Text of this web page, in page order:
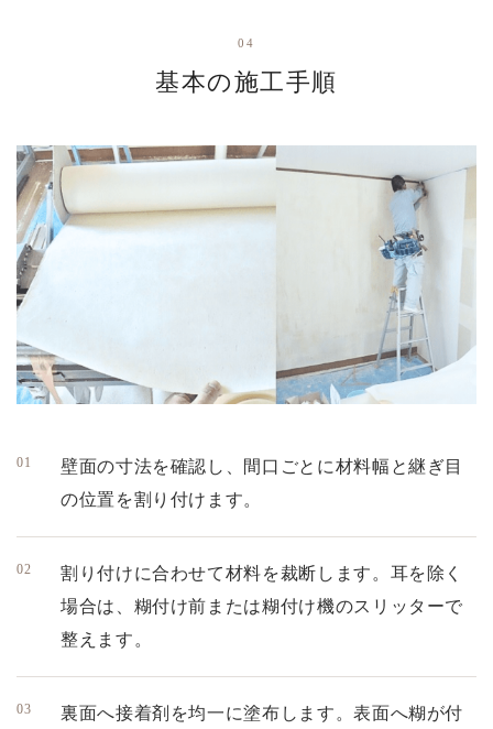
04
基本の施工手順
壁面の寸法を確認し、間口ごとに材料幅と継ぎ目
の位置を割り付けます。
割り付けに合わせて材料を裁断します。耳を除く
場合は、糊付け前または糊付け機のスリッターで
整えます。
裏面へ接着剤を均一に塗布します。表面へ糊が付